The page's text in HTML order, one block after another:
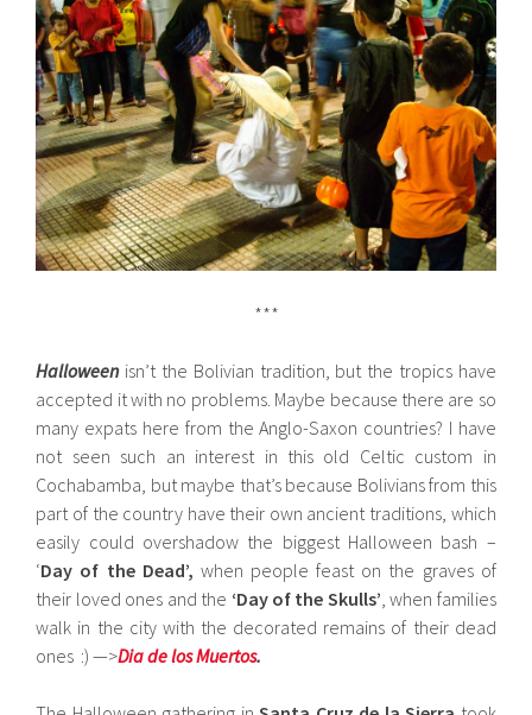
***
Halloween isn’t the Bolivian tradition, but the tropics have
accepted it with no problems. Maybe because there are so
many expats here from the Anglo-Saxon countries? I have
not seen such an interest in this old Celtic custom in
Cochabamba, but maybe that’s because Bolivians from this
part of the country have their own ancient traditions, which
easily could overshadow the biggest Halloween bash –
‘Day of the Dead’, when people feast on the graves of
their loved ones and the ‘Day of the Skulls’, when families
walk in the city with the decorated remains of their dead
ones :) —>Dia de los Muertos.